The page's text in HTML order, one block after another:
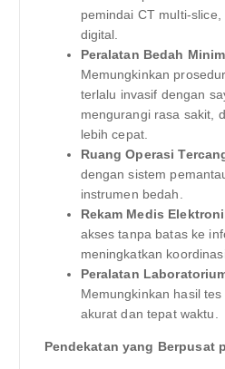
pemindai CT multi-
digital.
Peralatan Bedah
Memungkinkan
terlalu invasif dengan
mengurangi rasa sakit,
lebih cepat.
Ruang Operasi
dengan sistem
instrumen bedah.
Rekam Medis
akses tanpa batas ke
meningkatkan
Peralatan
Memungkinkan hasil
akurat dan tepat waktu.
Pendekatan yang Berpusat